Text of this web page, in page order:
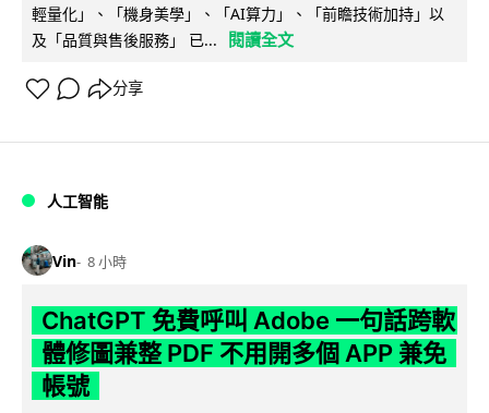
輕量化」、「機身美學」、「AI算力」、「前瞻技術加持」以
及「品質與售後服務」 已...
閱讀全文
分享
人工智能
Vin 8 小時
ChatGPT 免費呼叫 Adobe 一句話跨軟
體修圖兼整 PDF 不用開多個 APP 兼免
帳號